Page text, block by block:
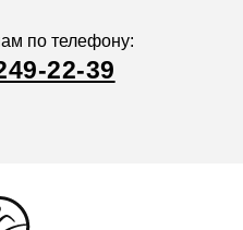
по телефону:
22-39